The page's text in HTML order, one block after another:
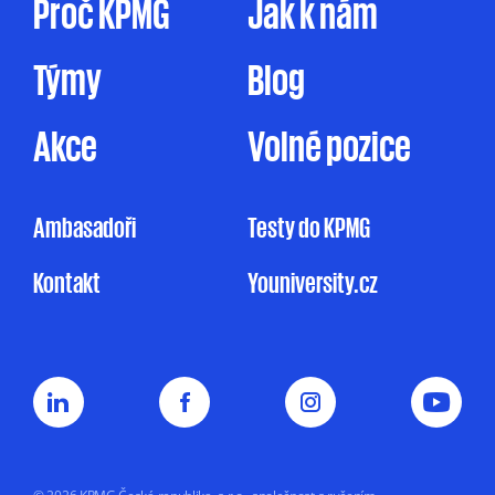
marketingové účely je prováděno ve zde
mnou udělovaného souhlasu. Pakliže souhlas
neudělím, ale ani nevznesu námitku, může
KPMG omezeně zpracovávat mé osobní údaje
pro účely marketingu na základě jejího
a mohu jej kdykoliv odvolat. Můj nesouhlas
Souhlas uděluji na dobu
5 let nebo do doby,
Proč KPMG
Jak k nám
Týmy
Blog
Akce
Volné pozice
Ambasadoři
Kontakt
Testy do KPMG
Youniversity.cz